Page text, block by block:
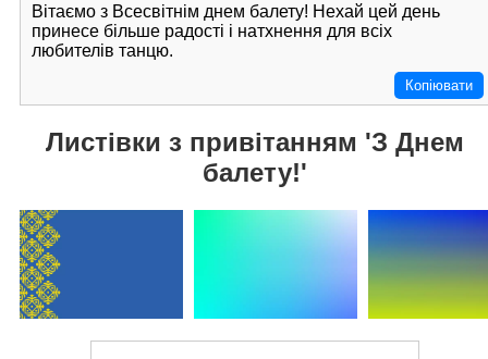
Вітаємо з Всесвітнім днем балету! Нехай цей день
принесе більше радості і натхнення для всіх
любителів танцю.
Копіювати
Листівки з привітанням 'З Днем
балету!'